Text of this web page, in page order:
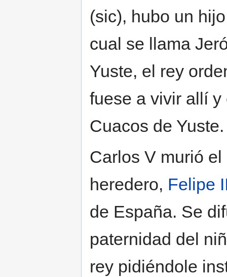
(sic), hubo un
cual se llama
Yuste, el rey
fuese a vivir allí
Cuacos de
Carlos V murió el
heredero, Felipe
de España. Se
paternidad del
rey pidiéndole